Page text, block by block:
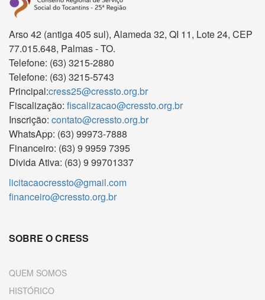
Arso 42 (antiga 405 sul), Alameda 32, QI 11, Lote 24, CEP
77.015.648, Palmas - TO.
Telefone: (63) 3215-2880
Telefone: (63) 3215-5743
Principal:cress25@cressto.org.br
Fiscalização: fiscalizacao@cressto.org.br
Inscrição: contato@cressto.org.br
WhatsApp: (63) 99973-7888
Financeiro: (63) 9 9959 7395
Divida Ativa: (63) 9 99701337
licitacaocressto@gmail.com
financeiro@cressto.org.br
SOBRE O CRESS
QUEM SOMOS
HISTÓRICO